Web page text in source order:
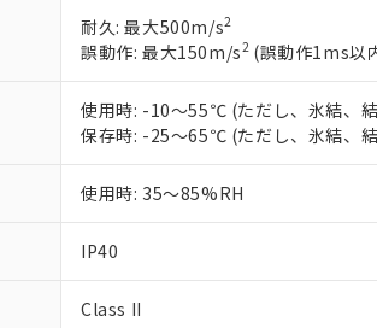
耐久: 最大500m/s2
誤動作: 最大150m/s2(誤動作1ms以
使用時: -10～55℃ (ただし、氷結、
保存時: -25～65℃ (ただし、氷結、
使用時: 35～85%RH
IP40
Class II
※当社の共同利用者とは、
いる法人を指します。
下記の非含有証明書をダウンロー
EU RoHS指令（10物質）の非含有
※本証明書は発行日時点で非含有
また、RoHS指令のフタル酸エ
混在することから備考欄に対応
既に当社にて対応品への在庫切
り割愛しております。